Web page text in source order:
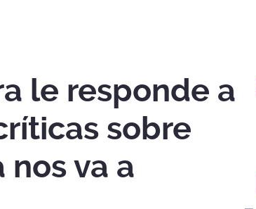
le responde a
sobre
nos va a